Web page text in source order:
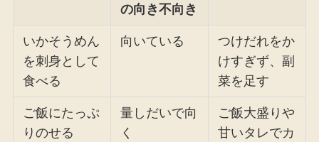
の向き不向き
いかそうめん
を刺身として
食べる
向いている
つけだれをか
けすぎず、副
菜を足す
ご飯にたっぷ
りのせる
量しだいで向
く
ご飯大盛りや
甘いタレでカ